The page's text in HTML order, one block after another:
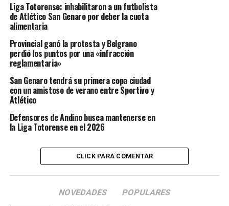
Liga Totorense: inhabilitaron a un futbolista
de Atlético San Genaro por deber la cuota
alimentaria
Provincial ganó la protesta y Belgrano
perdió los puntos por una «infracción
reglamentaria»
San Genaro tendrá su primera copa ciudad
con un amistoso de verano entre Sportivo y
Atlético
Defensores de Andino busca mantenerse en
la Liga Totorense en el 2026
CLICK PARA COMENTAR
NOVEDADES POPULARES